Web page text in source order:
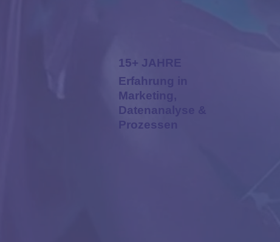
15+ JAHRE
Erfahrung in
Marketing,
Datenanalyse &
Prozessen